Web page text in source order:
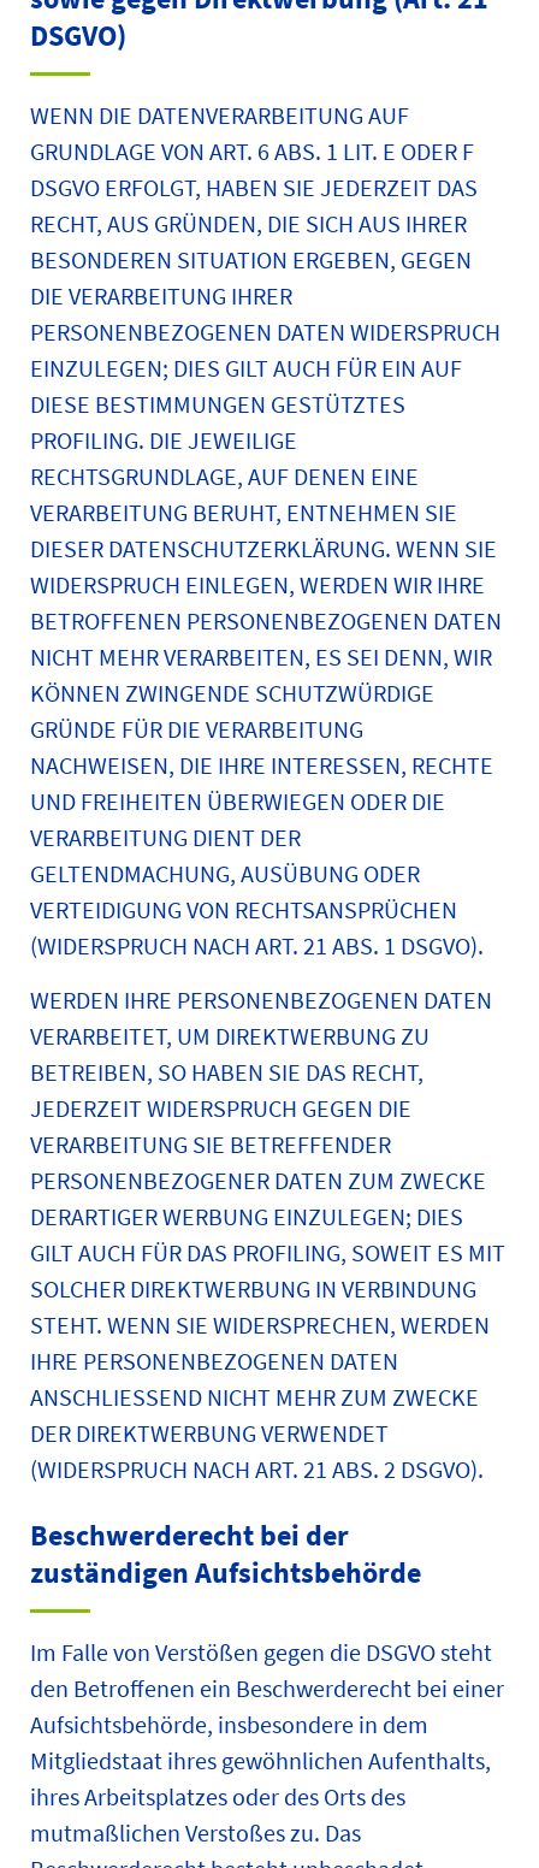
DSGVO)
WENN DIE DATENVERARBEITUNG AUF
GRUNDLAGE VON ART. 6 ABS. 1 LIT. E ODER F
DSGVO ERFOLGT, HABEN SIE JEDERZEIT DAS
RECHT, AUS GRÜNDEN, DIE SICH AUS IHRER
BESONDEREN SITUATION ERGEBEN, GEGEN
DIE VERARBEITUNG IHRER
PERSONENBEZOGENEN DATEN WIDERSPRUCH
EINZULEGEN; DIES GILT AUCH FÜR EIN AUF
DIESE BESTIMMUNGEN GESTÜTZTES
PROFILING. DIE JEWEILIGE
RECHTSGRUNDLAGE, AUF DENEN EINE
VERARBEITUNG BERUHT, ENTNEHMEN SIE
DIESER DATENSCHUTZERKLÄRUNG. WENN SIE
WIDERSPRUCH EINLEGEN, WERDEN WIR IHRE
BETROFFENEN PERSONENBEZOGENEN DATEN
NICHT MEHR VERARBEITEN, ES SEI DENN, WIR
KÖNNEN ZWINGENDE SCHUTZWÜRDIGE
GRÜNDE FÜR DIE VERARBEITUNG
NACHWEISEN, DIE IHRE INTERESSEN, RECHTE
UND FREIHEITEN ÜBERWIEGEN ODER DIE
VERARBEITUNG DIENT DER
GELTENDMACHUNG, AUSÜBUNG ODER
VERTEIDIGUNG VON RECHTSANSPRÜCHEN
(WIDERSPRUCH NACH ART. 21 ABS. 1 DSGVO).
WERDEN IHRE PERSONENBEZOGENEN DATEN
VERARBEITET, UM DIREKTWERBUNG ZU
BETREIBEN, SO HABEN SIE DAS RECHT,
JEDERZEIT WIDERSPRUCH GEGEN DIE
VERARBEITUNG SIE BETREFFENDER
PERSONENBEZOGENER DATEN ZUM ZWECKE
DERARTIGER WERBUNG EINZULEGEN; DIES
GILT AUCH FÜR DAS PROFILING, SOWEIT ES MIT
SOLCHER DIREKTWERBUNG IN VERBINDUNG
STEHT. WENN SIE WIDERSPRECHEN, WERDEN
IHRE PERSONENBEZOGENEN DATEN
ANSCHLIESSEND NICHT MEHR ZUM ZWECKE
DER DIREKTWERBUNG VERWENDET
(WIDERSPRUCH NACH ART. 21 ABS. 2 DSGVO).
Beschwerde­recht bei der
zuständigen Aufsichts­behörde
Im Falle von Verstößen gegen die DSGVO steht
den Betroffenen ein Beschwerderecht bei einer
Aufsichtsbehörde, insbesondere in dem
Mitgliedstaat ihres gewöhnlichen Aufenthalts,
ihres Arbeitsplatzes oder des Orts des
mutmaßlichen Verstoßes zu. Das